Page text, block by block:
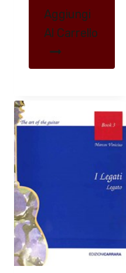
Aggiungi
Al Carrello